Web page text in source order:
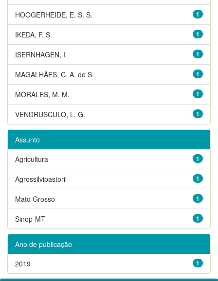
1
HOOGERHEIDE, E. S. S.
1
IKEDA, F. S.
1
ISERNHAGEN, I.
1
MAGALHÃES, C. A. de S.
1
MORALES, M. M.
1
VENDRUSCULO, L. G.
Assunto
1
Agricultura
1
Agrossilvipastoril
1
Mato Grosso
1
Sinop-MT
Ano de publicação
1
2019